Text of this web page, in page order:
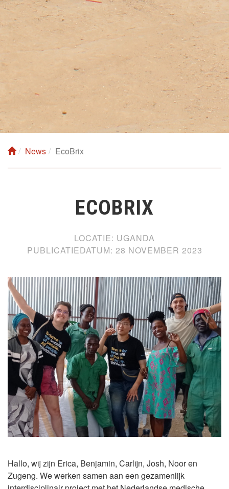
News EcoBrix
ECOBRIX
LOCATIE: UGANDA
PUBLICATIEDATUM: 28 NOVEMBER 2023
Hallo, wij zijn Erica, Benjamin, Carlijn, Josh, Noor en
Zugeng. We werken samen aan een gezamenlijk